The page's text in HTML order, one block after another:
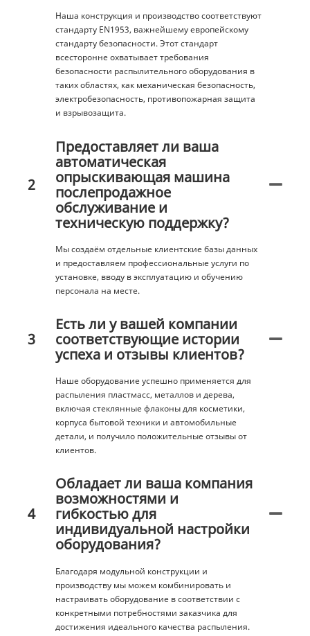
Наша конструкция и производство соответствуют
стандарту EN1953, важнейшему европейскому
стандарту безопасности. Этот стандарт
всесторонне охватывает требования
безопасности распылительного оборудования в
таких областях, как механическая безопасность,
электробезопасность, противопожарная защита
и взрывозащита.
2
Предоставляет ли ваша
автоматическая
опрыскивающая машина
послепродажное
обслуживание и
техническую поддержку?
Мы создаём отдельные клиентские базы данных
и предоставляем профессиональные услуги по
установке, вводу в эксплуатацию и обучению
персонала на месте.
3
Есть ли у вашей компании
соответствующие истории
успеха и отзывы клиентов?
Наше оборудование успешно применяется для
распыления пластмасс, металлов и дерева,
включая стеклянные флаконы для косметики,
корпуса бытовой техники и автомобильные
детали, и получило положительные отзывы от
клиентов.
4
Обладает ли ваша компания
возможностями и
гибкостью для
индивидуальной настройки
оборудования?
Благодаря модульной конструкции и
производству мы можем комбинировать и
настраивать оборудование в соответствии с
конкретными потребностями заказчика для
достижения идеального качества распыления.